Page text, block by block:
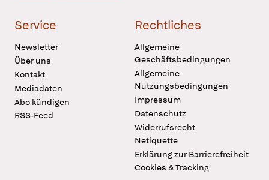
Service
Newsletter
Über uns
Kontakt
Mediadaten
Abo kündigen
RSS-Feed
Rechtliches
Allgemeine
Geschäftsbedingungen
Allgemeine
Nutzungsbedingungen
Impressum
Datenschutz
Widerrufsrecht
Netiquette
Erklärung zur Barrierefreiheit
Cookies & Tracking